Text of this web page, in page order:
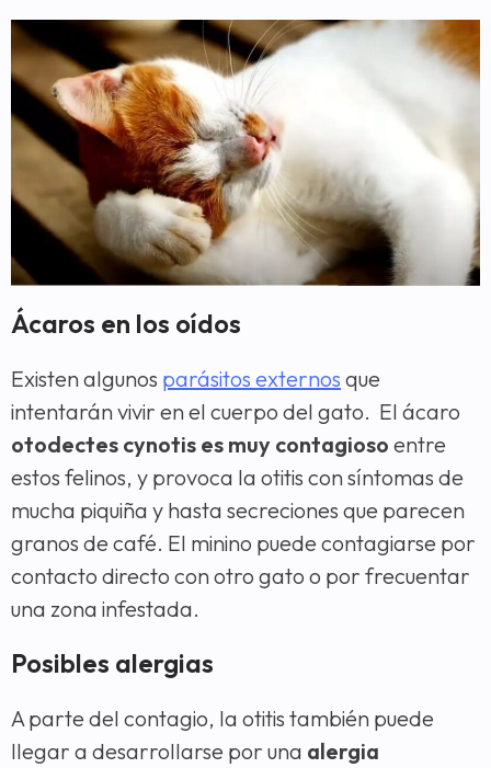
Ácaros en los oídos
Existen algunos parásitos externos que
intentarán vivir en el cuerpo del gato. El ácaro
otodectes cynotis es muy contagioso entre
estos felinos, y provoca la otitis con síntomas de
mucha piquiña y hasta secreciones que parecen
granos de café. El minino puede contagiarse por
contacto directo con otro gato o por frecuentar
una zona infestada.
Posibles alergias
A parte del contagio, la otitis también puede
llegar a desarrollarse por una alergia